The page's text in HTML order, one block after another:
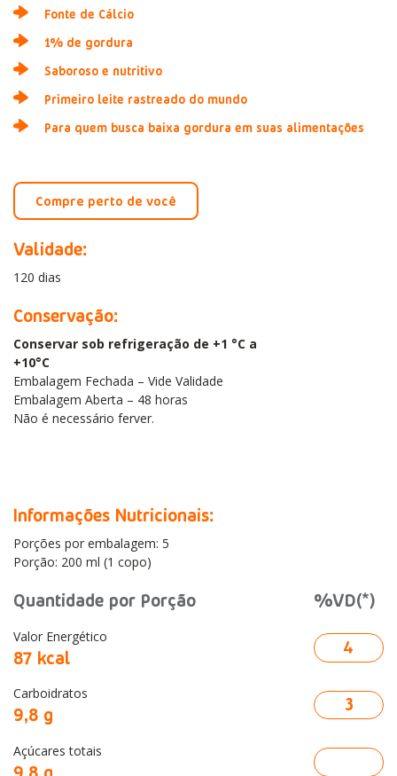
Fonte de Cálcio
1% de gordura
Saboroso e nutritivo
Primeiro leite rastreado do mundo
Para quem busca baixa gordura em suas alimentações
Compre perto de você
Validade:
120 dias
Conservação:
Conservar sob refrigeração de +1 °C a
+10°C
Embalagem Fechada – Vide Validade
Embalagem Aberta – 48 horas
Não é necessário ferver.
Informações Nutricionais:
Porções por embalagem: 5
Porção: 200 ml (1 copo)
Quantidade por Porção %VD(*)
Valor Energético
87 kcal 4
Carboidratos
9,8 g 3
Açúcares totais
9,8 g